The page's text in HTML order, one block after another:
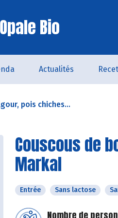
Bio
Actualités
pois chiches...
Couscous de
Markal
Entrée Sans lactose
Nombre de